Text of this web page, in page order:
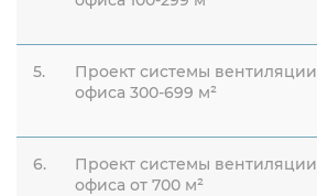
5.
Проект системы вентиляции
офиса 300-699 м²
6.
Проект системы вентиляции
офиса от 700 м²